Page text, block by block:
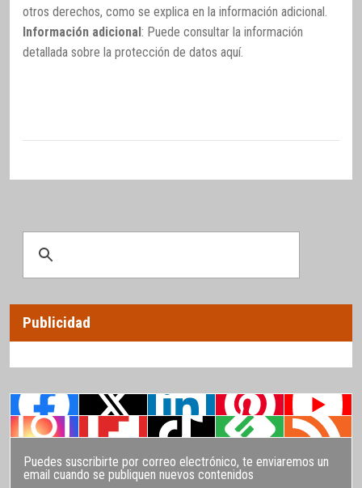
otros derechos, como se explica en la información adicional.
Información adicional: Puede consultar la información
detallada sobre la protección de datos aquí.
Publicidad
Puedes suscribirte por correo electrónico, te enviaremos un
email cuando se publiquen nuevos contenidos